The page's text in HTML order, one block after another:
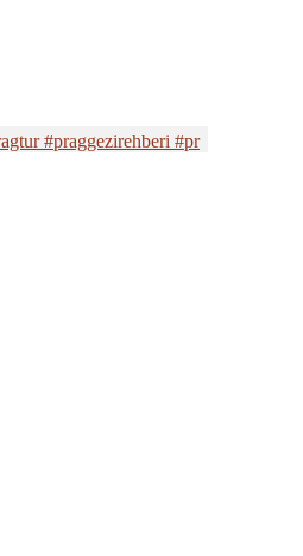
#praggezirehberi #pr